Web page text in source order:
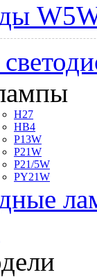
H27
HB4
P13W
P21W
P21/5W
PY21W